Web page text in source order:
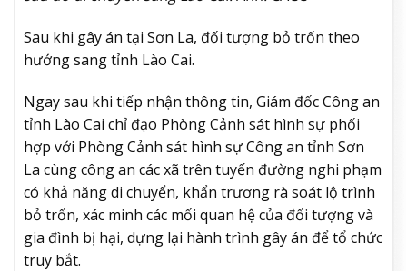
Sau khi gây án tại Sơn La, đối tượng bỏ trốn theo
hướng sang tỉnh Lào Cai.
Ngay sau khi tiếp nhận thông tin, Giám đốc Công an
tỉnh Lào Cai chỉ đạo Phòng Cảnh sát hình sự phối
hợp với Phòng Cảnh sát hình sự Công an tỉnh Sơn
La cùng công an các xã trên tuyến đường nghi phạm
có khả năng di chuyển, khẩn trương rà soát lộ trình
bỏ trốn, xác minh các mối quan hệ của đối tượng và
gia đình bị hại, dựng lại hành trình gây án để tổ chức
truy bắt.